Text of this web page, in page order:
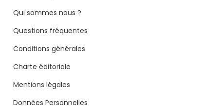
Qui sommes nous ?
Questions fréquentes
Conditions générales
Charte éditoriale
Mentions légales
Données Personnelles